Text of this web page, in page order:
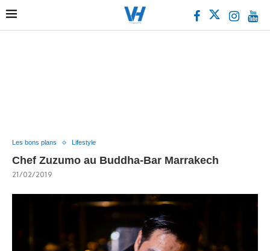
Les bons plans Lifestyle
Chef Zuzumo au Buddha-Bar Marrakech
21/02/2019